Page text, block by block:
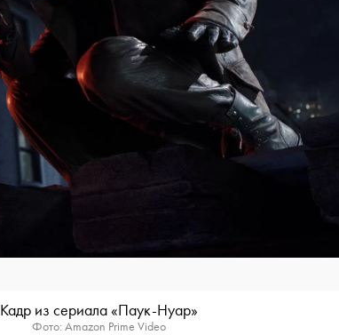
Кадр из сериала «Паук-Нуар»
Фото: Amazon Prime Video